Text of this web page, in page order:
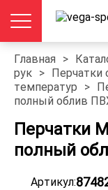
Главная >
рук > Перчатки
температур
>
полный облив
Перчатки
полный
Артикул: